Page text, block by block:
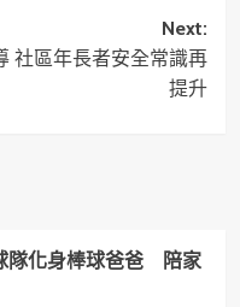
Next:
社區年長者安全常識再
提升
隊化身棒球爸爸 陪家